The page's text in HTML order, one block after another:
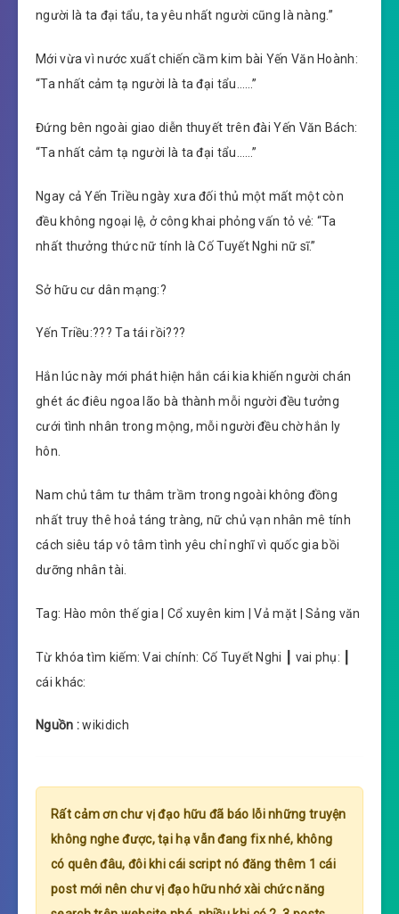
người là ta đại tẩu, ta yêu nhất người cũng là nàng.”
Mới vừa vì nước xuất chiến cầm kim bài Yến Văn Hoành:
“Ta nhất cảm tạ người là ta đại tẩu……”
Đứng bên ngoài giao diễn thuyết trên đài Yến Văn Bách:
“Ta nhất cảm tạ người là ta đại tẩu……”
Ngay cả Yến Triều ngày xưa đối thủ một mất một còn
đều không ngoại lệ, ở công khai phỏng vấn tỏ vẻ: “Ta
nhất thưởng thức nữ tính là Cố Tuyết Nghi nữ sĩ.”
Sở hữu cư dân mạng:?
Yến Triều:??? Ta tái rồi???
Hắn lúc này mới phát hiện hắn cái kia khiến người chán
ghét ác điêu ngoa lão bà thành mỗi người đều tưởng
cưới tình nhân trong mộng, mỗi người đều chờ hắn ly
hôn.
Nam chủ tâm tư thâm trầm trong ngoài không đồng
nhất truy thê hoả táng tràng, nữ chủ vạn nhân mê tính
cách siêu táp vô tâm tình yêu chỉ nghĩ vì quốc gia bồi
dưỡng nhân tài.
Tag: Hào môn thế gia | Cổ xuyên kim | Vả mặt | Sảng văn
Từ khóa tìm kiếm: Vai chính: Cố Tuyết Nghi ┃ vai phụ: ┃
cái khác:
Nguồn :wikidich
Rất cảm ơn chư vị đạo hữu đã báo lỗi những truyện
không nghe được, tại hạ vẫn đang fix nhé, không
có quên đâu, đôi khi cái script nó đăng thêm 1 cái
post mới nên chư vị đạo hữu nhớ xài chức năng